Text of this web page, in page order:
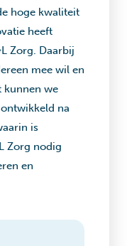
hoge kwaliteit
heeft
Zorg. Daarbij
mee wil en
kunnen we
na
is
Zorg nodig
en